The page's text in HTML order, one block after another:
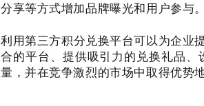
分享等方式增加品牌曝光和用户参与
利用第三方积分兑换平台可以为企业
合的平台、提供吸引力的兑换礼品
量，并在竞争激烈的市场中取得优势地